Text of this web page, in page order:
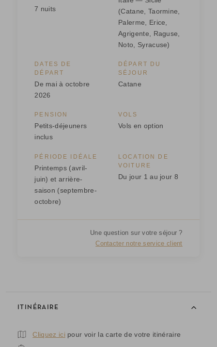
7 nuits
(Catane, Taormine,
Palerme, Erice,
Agrigente, Raguse,
Noto, Syracuse)
DATES DE
DÉPART
De mai à octobre
2026
DÉPART DU
SÉJOUR
Catane
PENSION
Petits-déjeuners
inclus
VOLS
Vols en option
PÉRIODE IDÉALE
Printemps (avril-
juin) et arrière-
saison (septembre-
octobre)
LOCATION DE
VOITURE
Du jour 1 au jour 8
Une question sur votre séjour ?
Contacter notre service client
ITINÉRAIRE
Cliquez ici pour voir la carte de votre itinéraire